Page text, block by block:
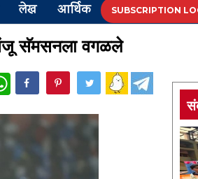
लेख आर्थिक SUBSCRIPTION
संजू सॅमसनला वगळले
WhatsApp